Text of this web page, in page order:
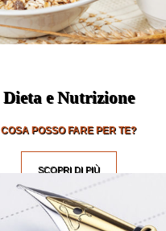
Dieta e Nutrizione
COSA POSSO FARE PER TE?
SCOPRI DI PIÙ